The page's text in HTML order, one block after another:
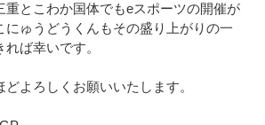
とこわか国体でもeスポーツの開催が
にゅうどうくんもその盛り上がりの一
ば幸いです。
よろしくお願いいたします。